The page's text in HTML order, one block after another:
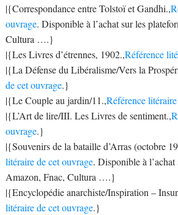
|{Correspondance entre Tolstoï et Gandhi.,
ouvrage. Disponible à l’achat sur les
Cultura ….}
|{Les Livres d’étrennes, 1902.,Référence
|{La Défense du Libéralisme/Vers la
de cet ouvrage.}
|{Le Couple au jardin/11.,Référence
|{L’Art de lire/III. Les Livres de sentiment.,
ouvrage.}
|{Souvenirs de la bataille d’Arras (octobre
litéraire de cet ouvrage. Disponible à l’achat
Amazon, Fnac, Cultura ….}
|{Encyclopédie anarchiste/Inspiration –
litéraire de cet ouvrage.}